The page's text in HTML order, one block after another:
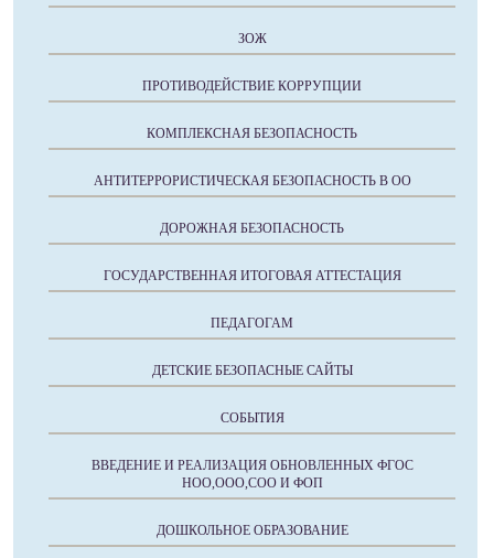
ЗОЖ
ПРОТИВОДЕЙСТВИЕ КОРРУПЦИИ
КОМПЛЕКСНАЯ БЕЗОПАСНОСТЬ
АНТИТЕРРОРИСТИЧЕСКАЯ БЕЗОПАСНОСТЬ В ОО
ДОРОЖНАЯ БЕЗОПАСНОСТЬ
ГОСУДАРСТВЕННАЯ ИТОГОВАЯ АТТЕСТАЦИЯ
ПЕДАГОГАМ
ДЕТСКИЕ БЕЗОПАСНЫЕ САЙТЫ
СОБЫТИЯ
ВВЕДЕНИЕ И РЕАЛИЗАЦИЯ ОБНОВЛЕННЫХ ФГОС
НОО,ООО,СОО И ФОП
ДОШКОЛЬНОЕ ОБРАЗОВАНИЕ